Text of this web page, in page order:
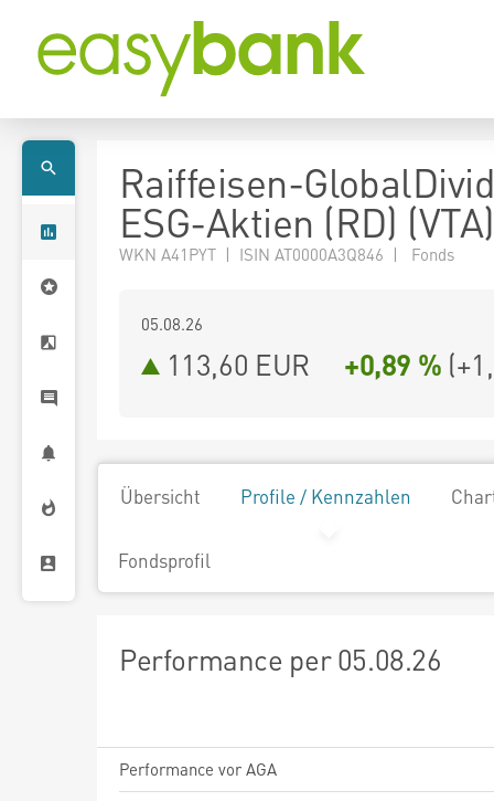
Raiffeisen-
ESG-Aktien (RD) (VTA)
WKN A41PYT | ISIN AT0000A3Q846 | Fonds
05.08.26
113,60 EUR +0,89 % (
Übersicht Profile / Kennzahlen
Fondsprofil
Performance per 05.08.26
Performance vor AGA